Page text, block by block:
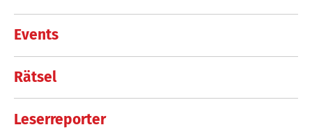
Events
Rätsel
Leserreporter